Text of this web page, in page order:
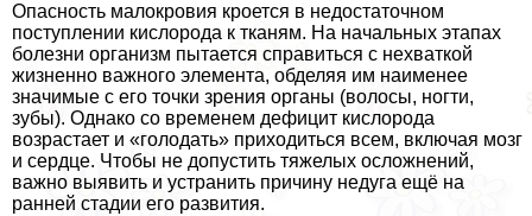
Опасность малокровия кроется в недостаточном
поступлении кислорода к тканям. На начальных этапах
болезни организм пытается справиться с нехваткой
жизненно важного элемента, обделяя им наименее
значимые с его точки зрения органы (волосы, ногти,
зубы). Однако со временем дефицит кислорода
возрастает и «голодать» приходиться всем, включая мозг
и сердце. Чтобы не допустить тяжелых осложнений,
важно выявить и устранить причину недуга ещё на
ранней стадии его развития.